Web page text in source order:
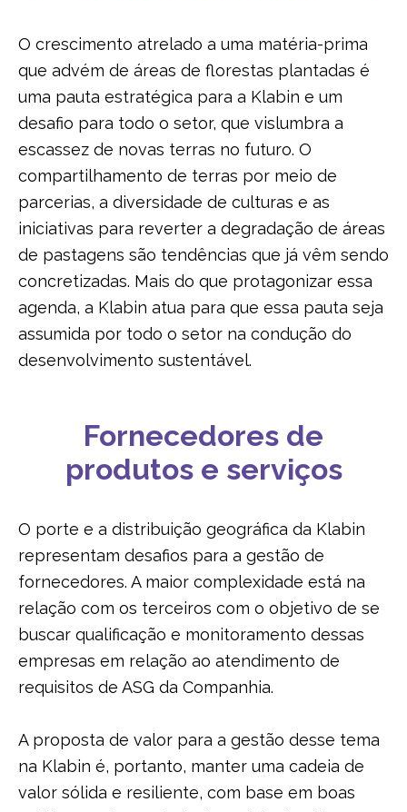
O crescimento atrelado a uma matéria-prima
que advém de áreas de florestas plantadas é
uma pauta estratégica para a Klabin e um
desafio para todo o setor, que vislumbra a
escassez de novas terras no futuro. O
compartilhamento de terras por meio de
parcerias, a diversidade de culturas e as
iniciativas para reverter a degradação de áreas
de pastagens são tendências que já vêm sendo
concretizadas. Mais do que protagonizar essa
agenda, a Klabin atua para que essa pauta seja
assumida por todo o setor na condução do
desenvolvimento sustentável.
Fornecedores de
produtos e serviços
O porte e a distribuição geográfica da Klabin
representam desafios para a gestão de
fornecedores. A maior complexidade está na
relação com os terceiros com o objetivo de se
buscar qualificação e monitoramento dessas
empresas em relação ao atendimento de
requisitos de ASG da Companhia.
A proposta de valor para a gestão desse tema
na Klabin é, portanto, manter uma cadeia de
valor sólida e resiliente, com base em boas